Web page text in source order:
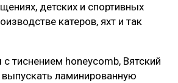
детских и спортивных
катеров, яхт и так
тиснением honeycomb, Вятский
ламинированную